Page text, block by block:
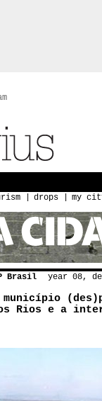
drops my
Brasil year 08,
Rios e a